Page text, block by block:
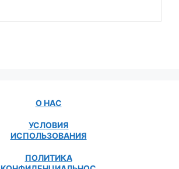
О НАС
УСЛОВИЯ
ИСПОЛЬЗОВАНИЯ
ПОЛИТИКА